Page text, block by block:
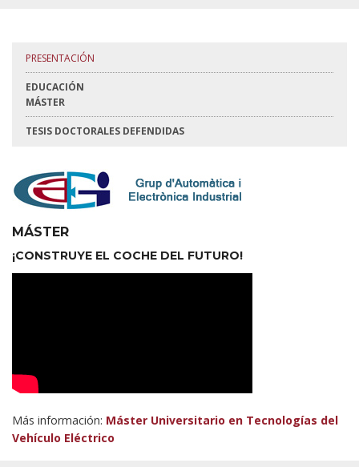
PRESENTACIÓN
EDUCACIÓN
MÁSTER
TESIS DOCTORALES DEFENDIDAS
MÁSTER
¡CONSTRUYE EL COCHE DEL FUTURO!
Más información: Máster Universitario en Tecnologías del
Vehículo Eléctrico